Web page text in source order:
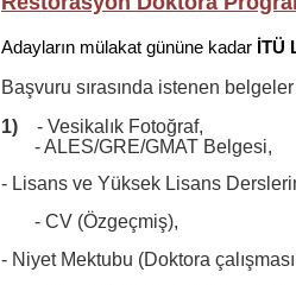
Adayların mülakat gününe kadar İTÜ
Başvuru sırasında istenen
1) - Vesikalık Fotoğraf,
- ALES/GRE/GMAT Belgesi,
- Lisans ve Yüksek Lisans
- CV (Özgeçmiş),
- Niyet Mektubu (Doktora